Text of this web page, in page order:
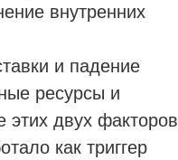
внутренних
и падение
ресурсы и
этих двух факторов
как триггер